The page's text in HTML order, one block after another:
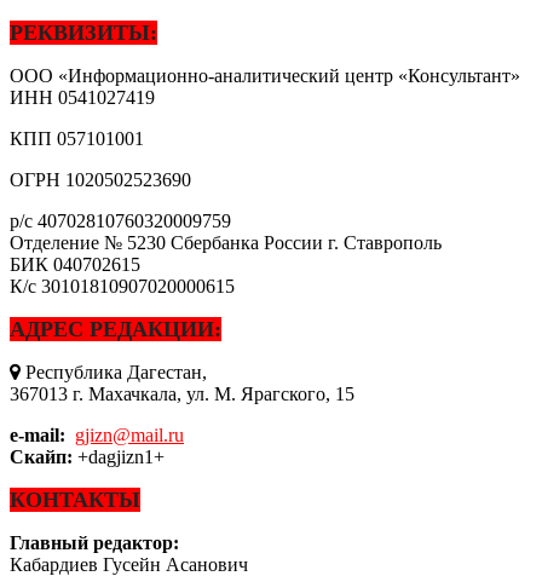
РЕКВИЗИТЫ:
ООО «Информационно-аналитический центр «Консультант»
ИНН 0541027419
КПП 057101001
ОГРН 1020502523690
р/с 40702810760320009759
Отделение № 5230 Сбербанка России г. Ставрополь
БИК 040702615
К/с 30101810907020000615
АДРЕС РЕДАКЦИИ:
Республика Дагестан,
367013 г. Махачкала, ул. М. Ярагского, 15
e-mail: gjizn@mail.ru
Скайп: +dagjizn1+
КОНТАКТЫ
Главный редактор:
Кабардиев Гусейн Асанович